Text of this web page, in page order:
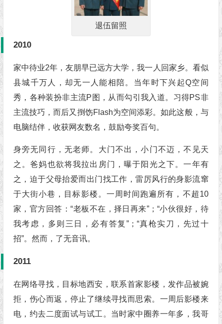
退伍留照
2010
家中待业2年，友朋早已远方大学，我一人回家乡。看似
县城千万人，却无一人能相陪。当年时下兴起Q空间
秀，各种装扮非主流P图，从而勾引我入道。习得PS非
主流技巧，而后又捯饬Flash为空间添彩。如此这般，与
电脑结伴，收获网友数名，鼓励夸奖百句。
身旁无同行，无老师。大门不出，小门不迈，不见天
之。爸妈也欲将我拉出房门，曝于阳光之下。一年有
之，迫于父母抬爱而出门找工作，雷厉风行的身影流窜
于大街小巷，目标影楼。一周时间跑遍所有，不超10
家，官方回答：“老板不在，择日再来”；“小伙很好，待
我考虑，多则三日，必有答复”；“真枪实刀，先过十
招”。然而，了无音讯。
2011
在网络寻找，目标地西安，联系首家影楼，发作品被婉
拒，伤心而返，停止了继续寻找而思索。一周后影楼来
电，约去二度面试与试工。当时家中圈养一年多，我哥